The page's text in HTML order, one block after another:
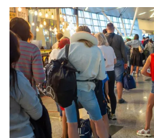
cztery osoby, ale nie były w
Dlaczego młody Polak wpadł